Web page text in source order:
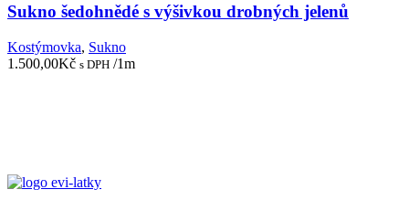
Sukno šedohnědé s výšivkou drobných jelenů
Kostýmovka, Sukno
1.500,00Kč s DPH /1m